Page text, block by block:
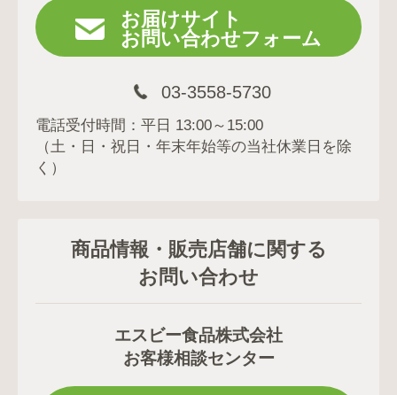
お届けサイト
お問い合わせフォーム
03-3558-5730
電話受付時間：平日 13:00～15:00
（土・日・祝日・年末年始等の当社休業日を除
く）
商品情報・販売店舗に関する
お問い合わせ
エスビー食品株式会社
お客様相談センター